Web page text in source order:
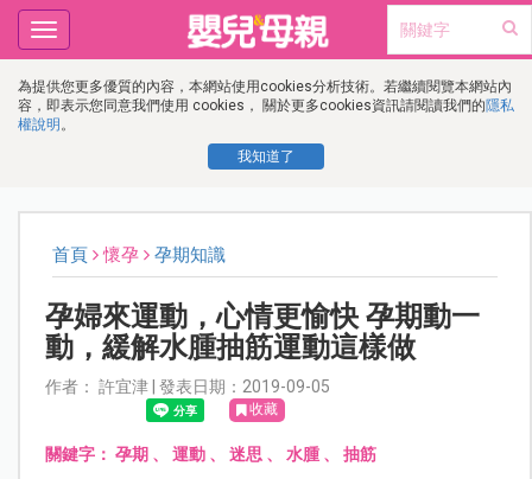
為提供您更多優質的內容，本網站使用cookies分析技術。若繼續閱覽本網站內
容，即表示您同意我們使用 cookies， 關於更多cookies資訊請閱讀我們的隱私
權說明 。
我知道了
Toggle
navigation
首頁 懷孕 孕期知識
孕婦來運動，心情更愉快 孕期動一
動，緩解水腫抽筋運動這樣做
作者： 許宜津 | 發表日期：2019-09-05
收藏
關鍵字： 孕期 、 運動、 迷思 、 水腫、 抽筋